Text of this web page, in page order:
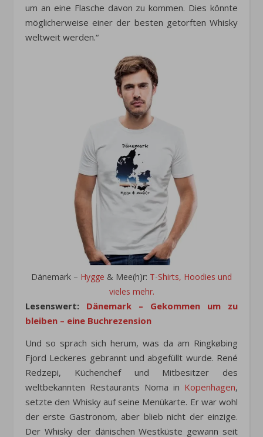
um an eine Flasche davon zu kommen. Dies könnte
möglicherweise einer der besten getorften Whisky
weltweit werden.“
Dänemark – Hygge & Mee(h)r: T-Shirts, Hoodies und
vieles mehr.
Lesenswert: Dänemark – Gekommen um zu
bleiben – eine Buchrezension
Und so sprach sich herum, was da am Ringkøbing
Fjord Leckeres gebrannt und abgefüllt wurde. René
Redzepi, Küchenchef und Mitbesitzer des
weltbekannten Restaurants Noma in Kopenhagen,
setzte den Whisky auf seine Menükarte. Er war wohl
der erste Gastronom, aber blieb nicht der einzige.
Der Whisky der dänischen Westküste gewann seit